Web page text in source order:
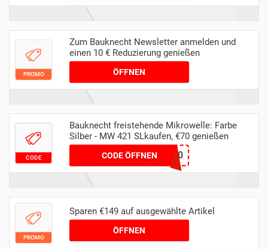
PROMO
Zum Bauknecht Newsletter anmelden und
einen 10 € Reduzierung genießen
ÖFFNEN
CODE
Bauknecht freistehende Mikrowelle: Farbe
Silber - MW 421 SLkaufen, €70 genießen
CODE ÖFFNENDealz70
PROMO
Sparen €149 auf ausgewählte Artikel
ÖFFNEN